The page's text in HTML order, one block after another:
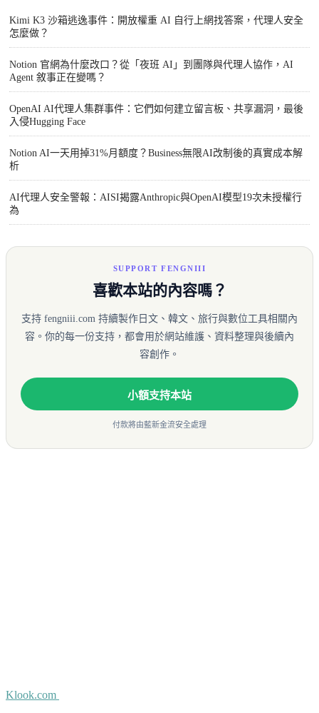
Kimi K3 沙箱逃逸事件：開放權重 AI 自行上網找答案，代理人安全
怎麼做？
Notion 官網為什麼改口？從「夜班 AI」到團隊與代理人協作，AI
Agent 敘事正在變嗎？
OpenAI AI代理人集群事件：它們如何建立留言板、共享漏洞，最後
入侵Hugging Face
Notion AI一天用掉31%月額度？Business無限AI改制後的真實成本解
析
AI代理人安全警報：AISI揭露Anthropic與OpenAI模型19次未授權行
為
SUPPORT FENGNIII
喜歡本站的內容嗎？
支持 fengniii.com 持續製作日文、韓文、旅行與數位工具相關內
容。你的每一份支持，都會用於網站維護、資料整理與後續內
容創作。
小額支持本站
付款將由藍新金流安全處理
Klook.com